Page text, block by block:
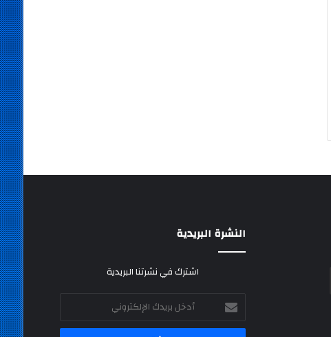
النشرة البريدية
اشترك في نشرتنا البريدية
أدخل
بريدك
الإلكتروني